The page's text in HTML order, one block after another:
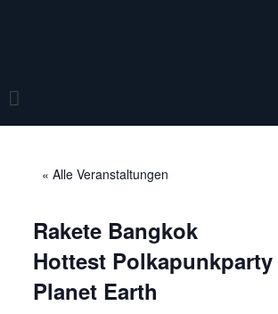
« Alle Veranstaltungen
Rakete Bangkok
Hottest Polkapunkparty
Planet Earth